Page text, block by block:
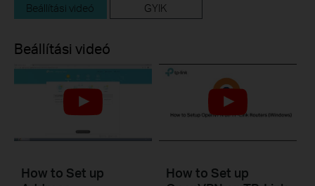
Beállítási videó GYIK
Beállítási videó
How to Set up
How to Set up